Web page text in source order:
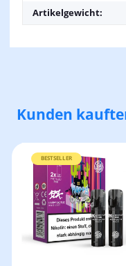
Artikelgewicht:
Kunden
BESTSELLER